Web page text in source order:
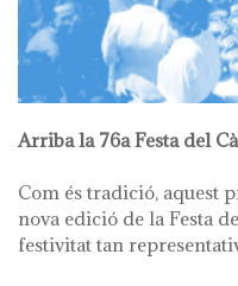
Arriba la 76a Festa del
Com és tradició, aquest
nova edició de la Festa
festivitat tan